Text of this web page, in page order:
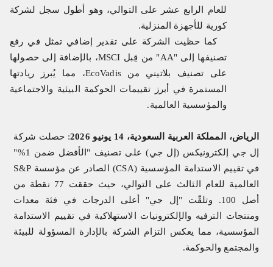
للعام الرابع عشر على التوالي، وهو أطول سجل لشركة
كورية للأجهزة المنزلية.
كما حظيت الشركة على تقدير إضافي تمثل في رفع
تصنيفها إلى "AA" من قِبل MSCI، بالإضافة إلى حصولها
على تصنيف بلاتيني منEcoVadis، مما يُبرز ريادتها
المستمرة في أبرز تقييمات الحوكمة البيئية والاجتماعية
والمؤسسية العالمية.
الرياض، المملكة العربية السعودية، 14 يونيو 2026
: حصلت شركة
إل جي إلكترونيكس (إل جي) على تصنيف "الأفضل ضمن 1%"
في تقييم الاستدامة المؤسسية (CSA) الصادر عن مؤسسةS&P
العالمية للعام الثالث على التوالي، حيث حققت 77 نقطة من
أصل 100. و
تلقّت
"إل جي" أعلى الدرجات في فئة معدات
ومنتجات الترفيه والإلكترونيات الاستهلاكية في تقييم الاستدامة
المؤسسية، مما يعكس التزام الشركة بالإدارة المسؤولة للبيئة
والمجتمع والحوكمة.